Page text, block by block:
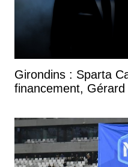
Girondins : Sparta
financement,